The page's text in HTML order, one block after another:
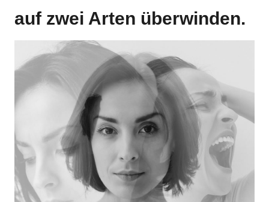
auf zwei Arten überwinden.